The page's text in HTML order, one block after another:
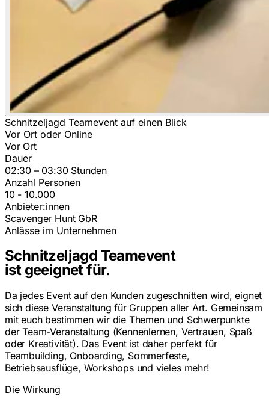
Schnitzeljagd Teamevent auf einen Blick
Vor Ort oder Online
Vor Ort
Dauer
02:30 – 03:30 Stunden
Anzahl Personen
10 - 10.000
Anbieter:innen
Scavenger Hunt GbR
Anlässe im Unternehmen
Schnitzeljagd Teamevent
ist geeignet für.
Da jedes Event auf den Kunden zugeschnitten wird, eignet
sich diese Veranstaltung für Gruppen aller Art. Gemeinsam
mit euch bestimmen wir die Themen und Schwerpunkte
der Team-Veranstaltung (Kennenlernen, Vertrauen, Spaß
oder Kreativität). Das Event ist daher perfekt für
Teambuilding, Onboarding, Sommerfeste,
Betriebsausflüge, Workshops und vieles mehr!
Die Wirkung